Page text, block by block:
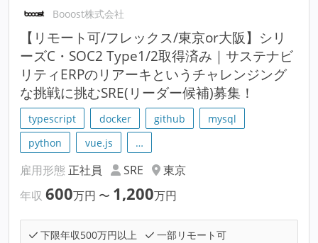
Booost株式会社
【リモート可/フレックス/東京or大阪】シリ
ーズC・SOC2 Type1/2取得済み｜サステナビ
リティERPのリアーキというチャレンジング
な挑戦に挑むSRE(リーダー候補)募集！
typescript docker github
mysql
python
vue.js …
雇用形態 正社員 SRE
東京
年収 600万円 〜 1,200万円
下限年収500万円以上
一部リモート可